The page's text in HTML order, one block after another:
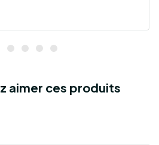
aimer ces produits